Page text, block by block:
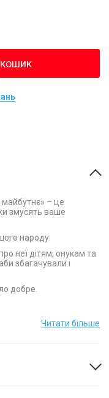
– це
змусять ваше
народу.
неї дітям, онукам та
збагачували і
добре.
Читати більше